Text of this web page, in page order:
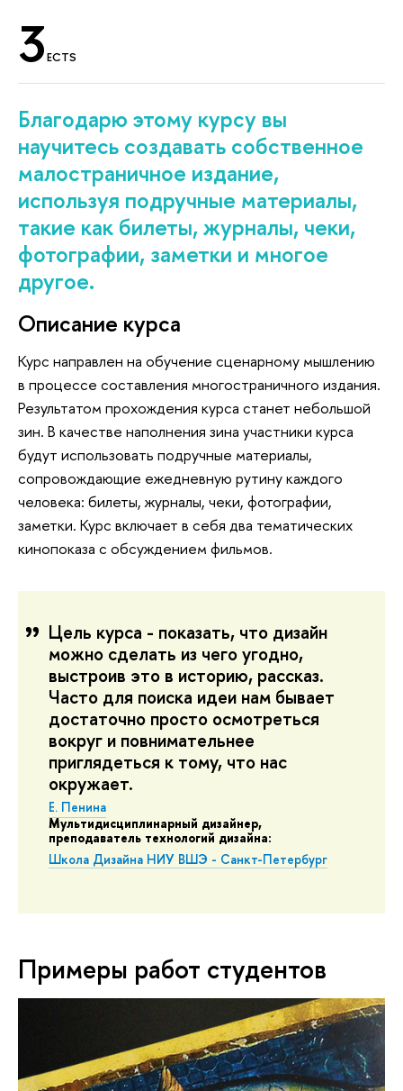
3ECTS
Благодарю этому курсу вы
научитесь создавать собственное
малостраничное издание,
используя подручные материалы,
такие как билеты, журналы, чеки,
фотографии, заметки и многое
другое.
Описание курса
Курс направлен на обучение сценарному мышлению
в процессе составления многостраничного издания.
Результатом прохождения курса станет небольшой
зин. В качестве наполнения зина участники курса
будут использовать подручные материалы,
сопровождающие ежедневную рутину каждого
человека: билеты, журналы, чеки, фотографии,
заметки. Курс включает в себя два тематических
кинопоказа с обсуждением фильмов.
Цель курса - показать, что дизайн
можно сделать из чего угодно,
выстроив это в историю, рассказ.
Часто для поиска идеи нам бывает
достаточно просто осмотреться
вокруг и повнимательнее
приглядеться к тому, что нас
окружает.
Е. Пенина
Мультидисциплинарный дизайнер,
преподаватель технологий дизайна:
Школа Дизайна НИУ ВШЭ - Санкт-Петербург
Примеры работ студентов